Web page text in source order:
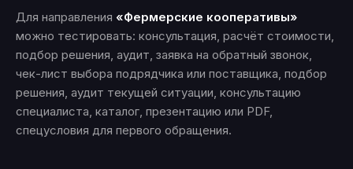
Для направления «Фермерские кооперативы»
можно тестировать: консультация, расчёт стоимости,
подбор решения, аудит, заявка на обратный звонок,
чек-лист выбора подрядчика или поставщика, подбор
решения, аудит текущей ситуации, консультацию
специалиста, каталог, презентацию или PDF,
спецусловия для первого обращения.